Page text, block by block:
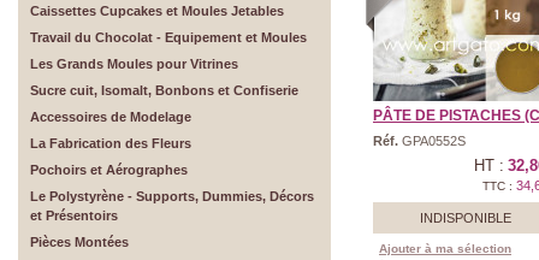
Caissettes Cupcakes et Moules Jetables
Travail du Chocolat - Equipement et Moules
Les Grands Moules pour Vitrines
Sucre cuit, Isomalt, Bonbons et Confiserie
Accessoires de Modelage
La Fabrication des Fleurs
Pochoirs et Aérographes
Le Polystyrène - Supports, Dummies, Décors
et Présentoirs
Pièces Montées
PÂTE DE PISTACHES
Réf. GPA0552S
HT :
TTC :
INDISPONIBLE
Ajouter à ma sélection